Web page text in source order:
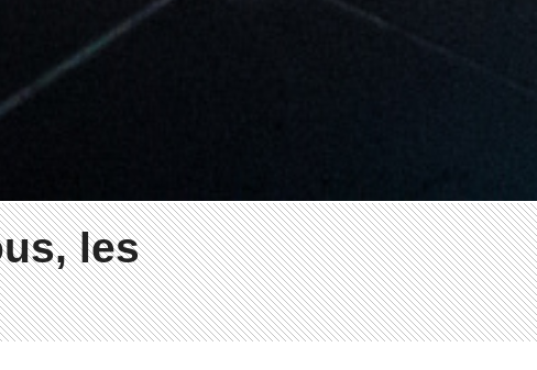
les